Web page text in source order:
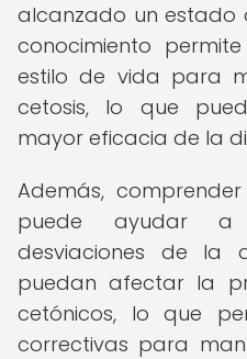
alcanzado un estado
conocimiento
estilo de vida para
cetosis, lo que
mayor eficacia de la
Además,
puede ayudar a
desviaciones de la
puedan afectar la
cetónicos, lo que
correctivas para